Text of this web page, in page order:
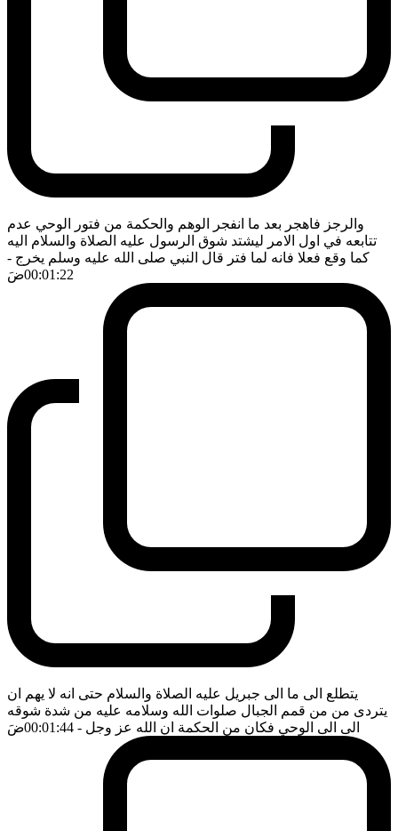
والرجز فاهجر بعد ما انفجر الوهم والحكمة من فتور الوحي عدم
تتابعه في اول الامر ليشتد شوق الرسول عليه الصلاة والسلام اليه
كما وقع فعلا فانه لما فتر قال النبي صلى الله عليه وسلم يخرج -
00:01:22ضَ
يتطلع الى ما الى جبريل عليه الصلاة والسلام حتى انه لا يهم ان
يتردى من من قمم الجبال صلوات الله وسلامه عليه من شدة شوقه
الى الى الوحي فكان من الحكمة ان الله عز وجل - 00:01:44 ضَ